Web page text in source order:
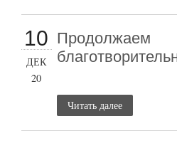
10
ДЕК
20
Продолжаем
Читать далее